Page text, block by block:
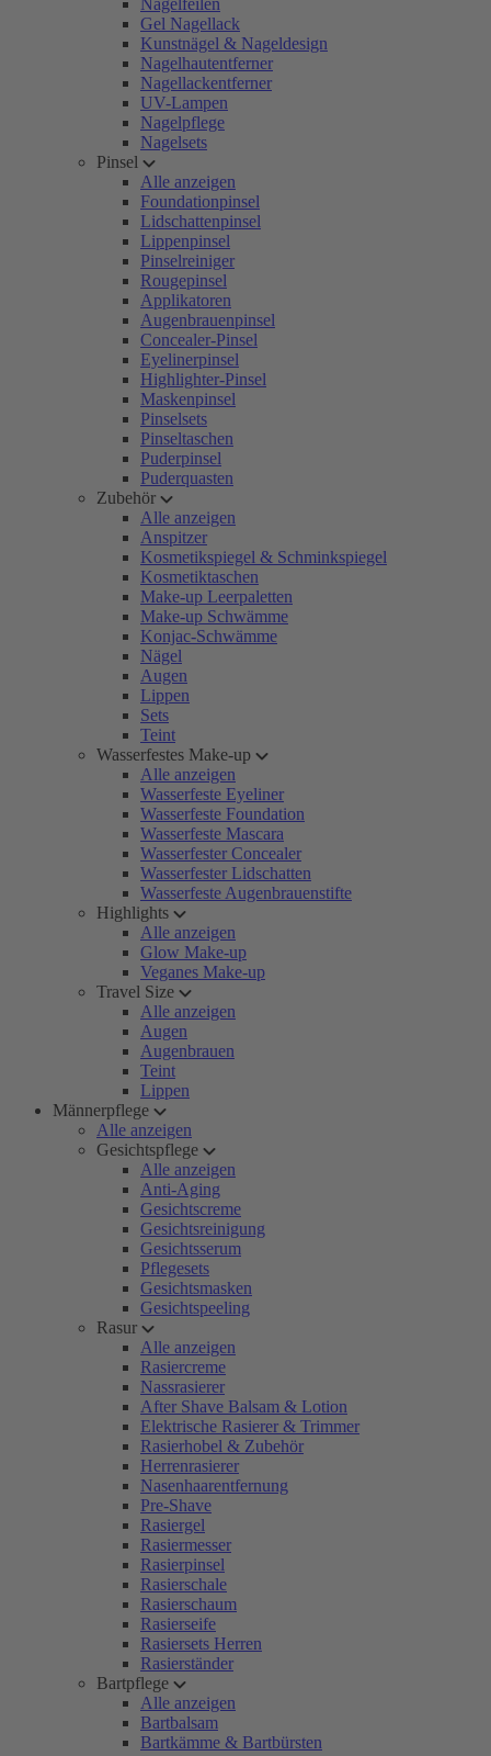
Nagelfeilen
Gel Nagellack
Kunstnägel & Nageldesign
Nagelhautentferner
Nagellackentferner
UV-Lampen
Nagelpflege
Nagelsets
Pinsel
Alle anzeigen
Foundationpinsel
Lidschattenpinsel
Lippenpinsel
Pinselreiniger
Rougepinsel
Applikatoren
Augenbrauenpinsel
Concealer-Pinsel
Eyelinerpinsel
Highlighter-Pinsel
Maskenpinsel
Pinselsets
Pinseltaschen
Puderpinsel
Puderquasten
Zubehör
Alle anzeigen
Anspitzer
Kosmetikspiegel & Schminkspiegel
Kosmetiktaschen
Make-up Leerpaletten
Make-up Schwämme
Konjac-Schwämme
Nägel
Augen
Lippen
Sets
Teint
Wasserfestes Make-up
Alle anzeigen
Wasserfeste Eyeliner
Wasserfeste Foundation
Wasserfeste Mascara
Wasserfester Concealer
Wasserfester Lidschatten
Wasserfeste Augenbrauenstifte
Highlights
Alle anzeigen
Glow Make-up
Veganes Make-up
Travel Size
Alle anzeigen
Augen
Augenbrauen
Teint
Lippen
Männerpflege
Alle anzeigen
Gesichtspflege
Alle anzeigen
Anti-Aging
Gesichtscreme
Gesichtsreinigung
Gesichtsserum
Pflegesets
Gesichtsmasken
Gesichtspeeling
Rasur
Alle anzeigen
Rasiercreme
Nassrasierer
After Shave Balsam & Lotion
Elektrische Rasierer & Trimmer
Rasierhobel & Zubehör
Herrenrasierer
Nasenhaarentfernung
Pre-Shave
Rasiergel
Rasiermesser
Rasierpinsel
Rasierschale
Rasierschaum
Rasierseife
Rasiersets Herren
Rasierständer
Bartpflege
Alle anzeigen
Bartbalsam
Bartkämme & Bartbürsten